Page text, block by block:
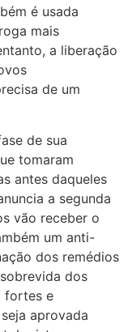
é usada
mais
a liberação
de um
de sua
tomaram
antes daqueles
a segunda
vão receber o
um anti-
dos remédios
dos
fortes e
aprovada